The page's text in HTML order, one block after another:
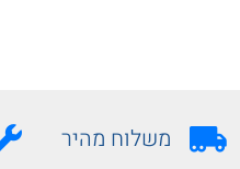
משלוח מהיר